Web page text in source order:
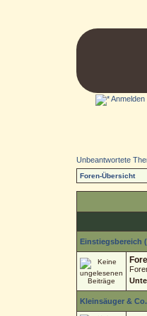
Anmelden
Unbeantwortete
Foren-Übersicht
Einstiegsbereich
Kleinsäuger &